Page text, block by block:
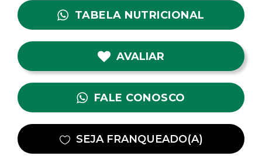
TABELA NUTRICIONAL
AVALIAR
FALE CONOSCO
SEJA FRANQUEADO(A)